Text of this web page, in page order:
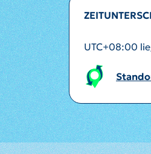
UTC+08:00